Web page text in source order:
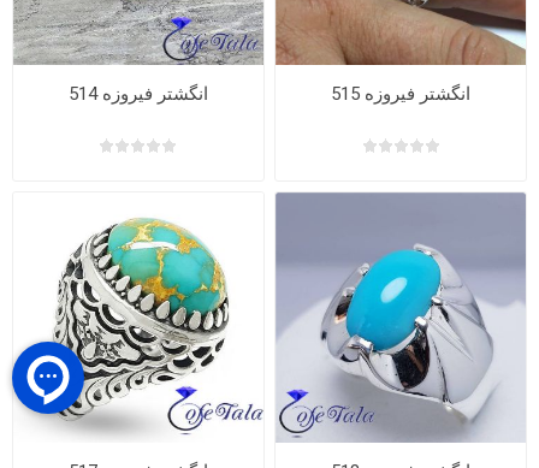
انگشتر فیروزه 514 انگشتر فیروزه 515